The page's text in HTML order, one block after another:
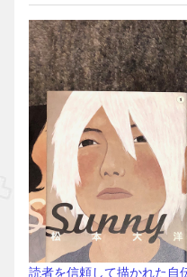
読者を信頼して描かれた自